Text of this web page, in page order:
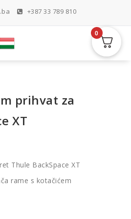
+387 33 789 810
prihvat za
XT
Thule BackSpace XT
rame s kotačićem
0